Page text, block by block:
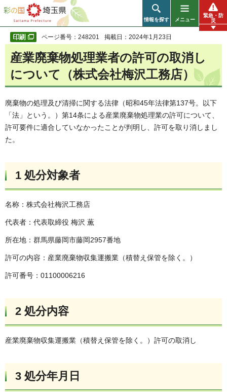
彩の国 埼玉県
情報を探す メニュー
緊急・防
災
ページ番号：248201 掲載日：2024年1月23日
産業廃棄物処理業者の許可の取消し
について（株式会社梅沢工務店）
廃棄物の処理及び清掃に関する法律（昭和45年法律第137号。以下
「法」という。）第14条による産業廃棄物処理業の許可について、
許可要件に適合していなかったことが判明し、許可を取り消しまし
た。
1 処分対象者
名称：株式会社梅沢工務店
代表者：代表取締役 梅沢 薫
所在地：群馬県藤岡市藤岡2957番地
許可の内容：産業廃棄物収集運搬業（積替え保管を除く。）
許可番号：01100006216
2 処分内容
産業廃棄物収集運搬業（積替え保管を除く。）許可の取消し
3 処分年月日